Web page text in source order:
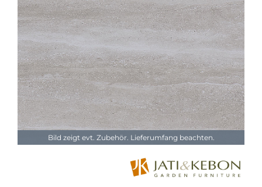
Bild zeigt evt. Zubehör. Lieferumfang beachten.